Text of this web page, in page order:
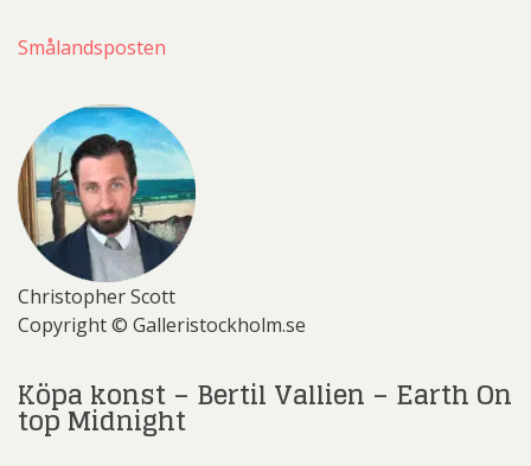
Smålandsposten
Christopher Scott
Copyright © Galleristockholm.se
Köpa konst – Bertil Vallien – Earth On
top Midnight